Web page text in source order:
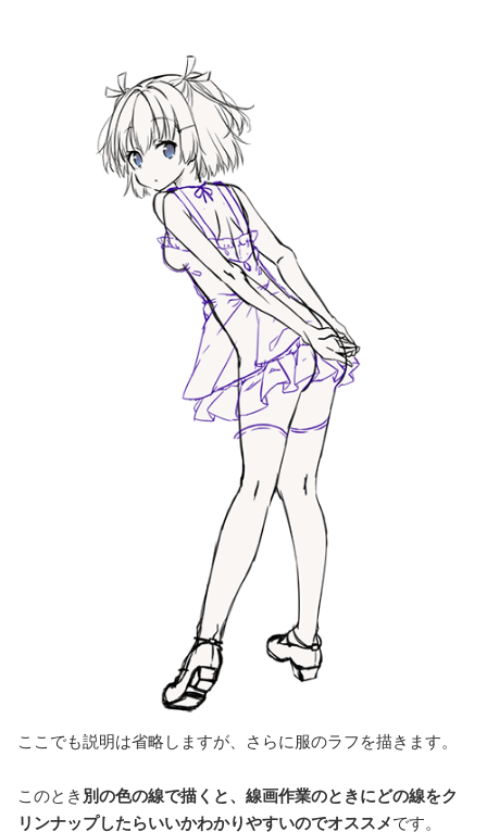
ここでも説明は省略しますが、さらに服のラフを描きます。
このとき 別の色の線で描くと、線画作業のときにどの線をク
リンナップしたらいいかわかりやすいのでオススメです。